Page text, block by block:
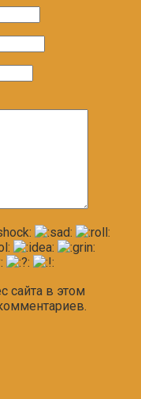
сайта в этом